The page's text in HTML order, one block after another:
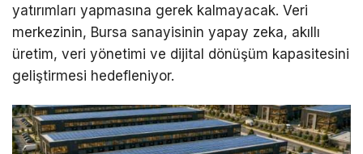
yatırımları yapmasına gerek kalmayacak. Veri
merkezinin, Bursa sanayisinin yapay zeka, akıllı
üretim, veri yönetimi ve dijital dönüşüm kapasitesini
geliştirmesi hedefleniyor.